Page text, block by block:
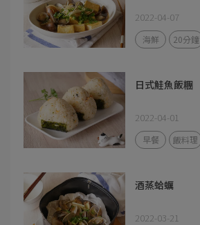
2022-04-07
海鮮 20分鐘
日式鮭魚飯糰
2022-04-01
早餐 飯料理
酒蒸蛤蠣
2022-03-21